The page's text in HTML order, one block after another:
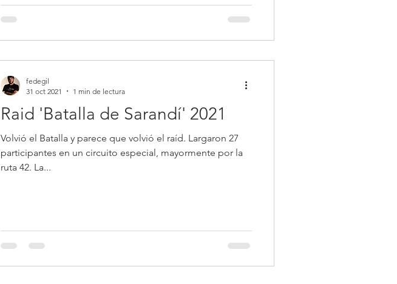
Raid 'Batalla de Sarandí' 2021
Volvió el Batalla y parece que volvió el raíd. Largaron 27
participantes en un circuito especial, mayormente por la
ruta 42. La...
fedegil
31 oct 2021
1 min de lectura